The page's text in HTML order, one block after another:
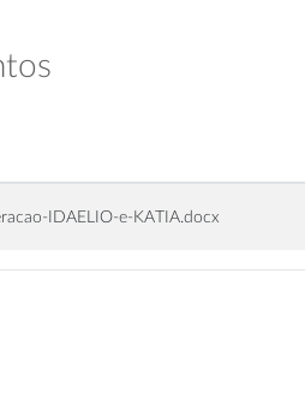
IDAELIO-e-KATIA.docx